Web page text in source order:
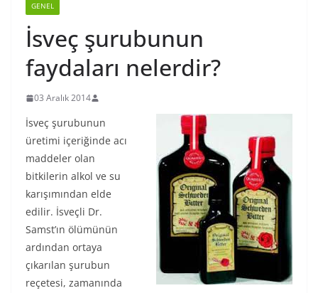
GENEL
İsveç şurubunun
faydaları nelerdir?
03 Aralık 2014
İsveç şurubunun
üretimi içeriğinde acı
maddeler olan
bitkilerin alkol ve su
karışımından elde
edilir. İsveçli Dr.
Samst’ın ölümünün
ardından ortaya
çıkarılan şurubun
reçetesi, zamanında